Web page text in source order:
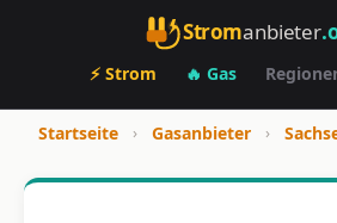
Stromanbieter
⚡ Strom 🔥 Gas
Startseite › Gasanbieter ›